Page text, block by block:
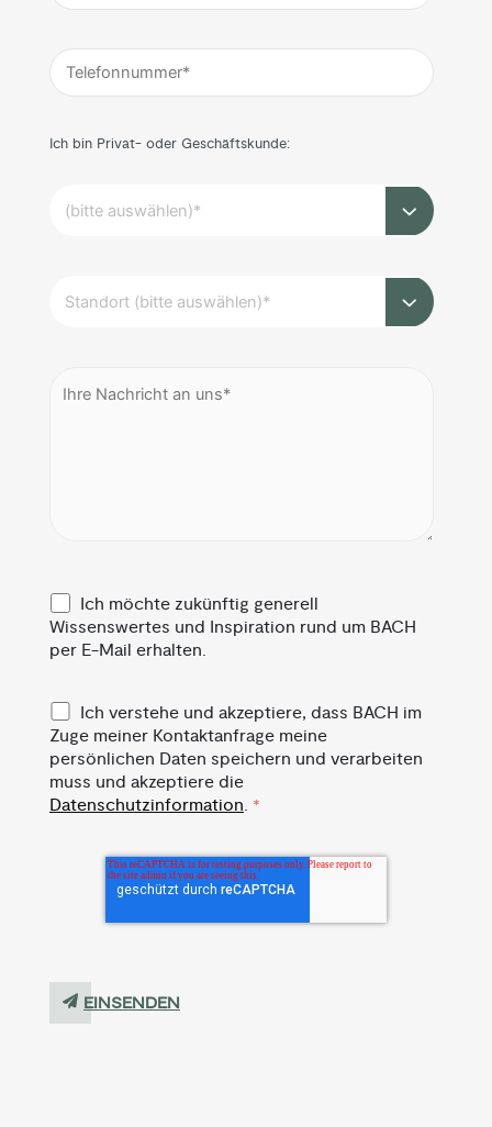
Ich bin Privat- oder Geschäftskunde:
Ich möchte zukünftig generell
Wissenswertes und Inspiration rund um BACH
per E-Mail erhalten.
Ich verstehe und akzeptiere, dass BACH im
Zuge meiner Kontaktanfrage meine
persönlichen Daten speichern und verarbeiten
muss und akzeptiere die
Datenschutzinformation. *
EINSENDEN